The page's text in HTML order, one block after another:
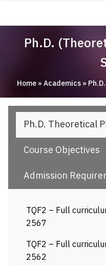
RESEARCH
Ph.D.
Home»Academics»
Ph.D. Theoretical
Course Objectives
Admission
TQF2 – Full
2567
TQF2 – Full
2562